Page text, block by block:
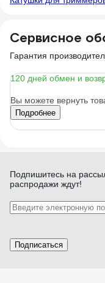
Сервисное
Гарантия
120 дней обмен и
Вы можете вернуть
Подробнее
Подпишитесь на
распродажи ждут!
Подписаться